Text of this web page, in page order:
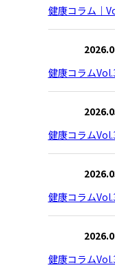
健康コラム｜
健康コラム
健康コラム
健康コラム
健康コラム